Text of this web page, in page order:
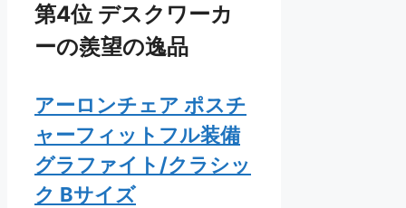
第4位 デスクワーカ
ーの羨望の逸品
アーロンチェア ポスチ
ャーフィットフル装備
グラファイト/クラシッ
ク Bサイズ